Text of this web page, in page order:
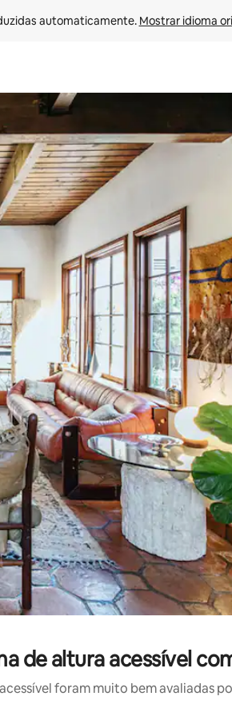
automaticamente. Mostrar idioma
e para baixo do teclado ou tocando e
de altura acessível
foram muito bem avaliadas